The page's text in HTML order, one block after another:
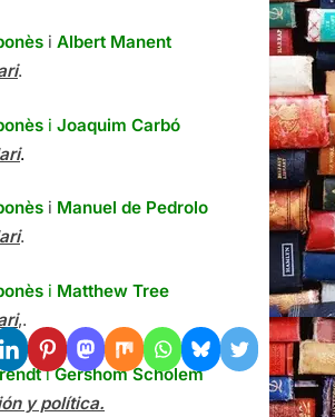
i Albert Manent
.
i Joaquim Carbó
.
i Manuel de Pedrolo
.
i Matthew Tree
,.
iGershom Scholem
y política.